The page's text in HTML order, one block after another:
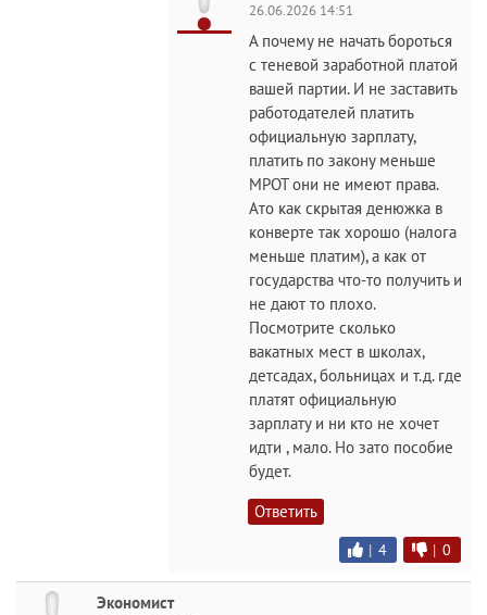
26.06.2026 14:51
А почему не начать бороться
с теневой заработной платой
вашей партии. И не заставить
работодателей платить
официальную зарплату,
платить по закону меньше
МРОТ они не имеют права.
Ато как скрытая денюжка в
конверте так хорошо (налога
меньше платим), а как от
государства что-то получить и
не дают то плохо.
Посмотрите сколько
вакатных мест в школах,
детсадах, больницах и т.д. где
платят официальную
зарплату и ни кто не хочет
идти , мало. Но зато пособие
будет.
Ответить
| 4 | 0
Экономист